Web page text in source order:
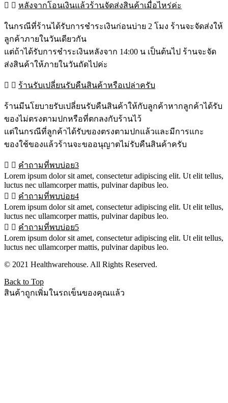
หลังจากโอนเงินแล้วร้านจัดส่งสินค้าเมื่อไหร่ค่ะ
ในกรณีที่ร้านได้รับการชำระเงินก่อนบ่าย 2 โมง ร้านจะจัดส่งให้
ลูกค้าภายในวันเดียวกัน
แต่ถ้าได้รับการชำระเงินหลังจาก 14:00 น เป็นต้นไป ร้านจะจัด
ส่งสินค้าให้ภายในวันถัดไปค่ะ
ร้านรับเปลี่ยนรับคืนสินค้าหรือเปล่าครับ
ร้านมีนโยบายรับเปลี่ยนรับคืนสินค้าให้กับลูกค้าหากลูกค้าได้รับ
ของไม่ตรงตามปกหรือที่ตกลงกับร้านไว้
แต่ในกรณีที่ลูกค้าได้รับของตรงตามปกแล้วและมีการแกะ
ของใช้ของแล้วร้านจะขออนุญาตไม่รับคืนสินค้าครับ
คำถามที่พบบ่อย3
Lorem ipsum dolor sit amet, consectetur adipiscing elit. Ut elit tellus,
luctus nec ullamcorper mattis, pulvinar dapibus leo.
คำถามที่พบบ่อย4
Lorem ipsum dolor sit amet, consectetur adipiscing elit. Ut elit tellus,
luctus nec ullamcorper mattis, pulvinar dapibus leo.
คำถามที่พบบ่อย5
Lorem ipsum dolor sit amet, consectetur adipiscing elit. Ut elit tellus,
luctus nec ullamcorper mattis, pulvinar dapibus leo.
© 2021 Healthwarehouse. All Rights Reserved.
Back to Top
สินค้าถูกเพิ่มในรถเข็นของคุณแล้ว